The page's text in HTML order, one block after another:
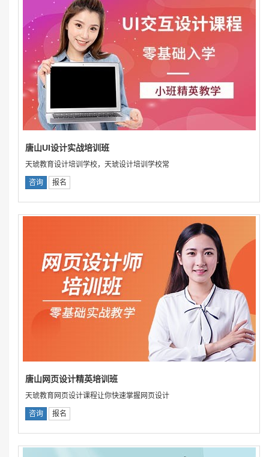
唐山UI设计实战培训班
天琥教育设计培训学校，天琥设计培训学校常
咨询 报名
唐山网页设计精英培训班
天琥教育网页设计课程让你快速掌握网页设计
咨询 报名